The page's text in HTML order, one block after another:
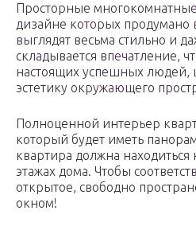
Просторные
дизайне которых продумано
выглядят весьма стильно и
складывается впечатление,
настоящих успешных людей,
эстетику окружающего
Полноценной интерьер
который будет иметь
квартира должна
этажах дома. Чтобы
открытое, свободно
окном!